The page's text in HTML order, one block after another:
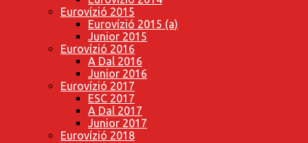
Eurovízió 2015
Eurovízió 2015 (a)
Junior 2015
Eurovízió 2016
A Dal 2016
Junior 2016
Eurovízió 2017
ESC 2017
A Dal 2017
Junior 2017
Eurovízió 2018